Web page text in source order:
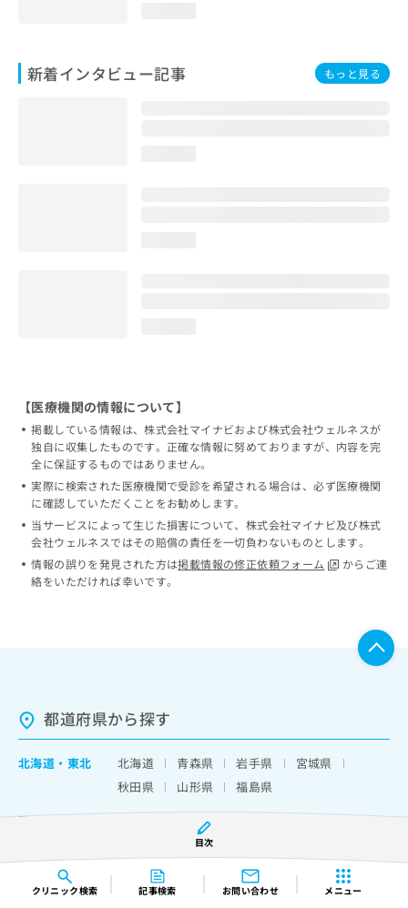
クリニック検索 記事検索 お問い合わせ メニュー
目次
新着インタビュー記事 もっと見る
【医療機関の情報について】
掲載している情報は、株式会社マイナビおよび株式会社ウェルネスが
独自に収集したものです。正確な情報に努めておりますが、内容を完
全に保証するものではありません。
実際に検索された医療機関で受診を希望される場合は、必ず医療機関
に確認していただくことをお勧めします。
当サービスによって生じた損害について、株式会社マイナビ及び株式
会社ウェルネスではその賠償の責任を一切負わないものとします。
情報の誤りを発見された方は掲載情報の修正依頼フォーム
からご連
絡をいただければ幸いです。
都道府県から探す
北海道 ・ 東北 北海道 青森県 岩手県
宮城県
秋田県
山形県
福島県
関東
栃木県
東京都
新潟県 富山県 石川県
福井県